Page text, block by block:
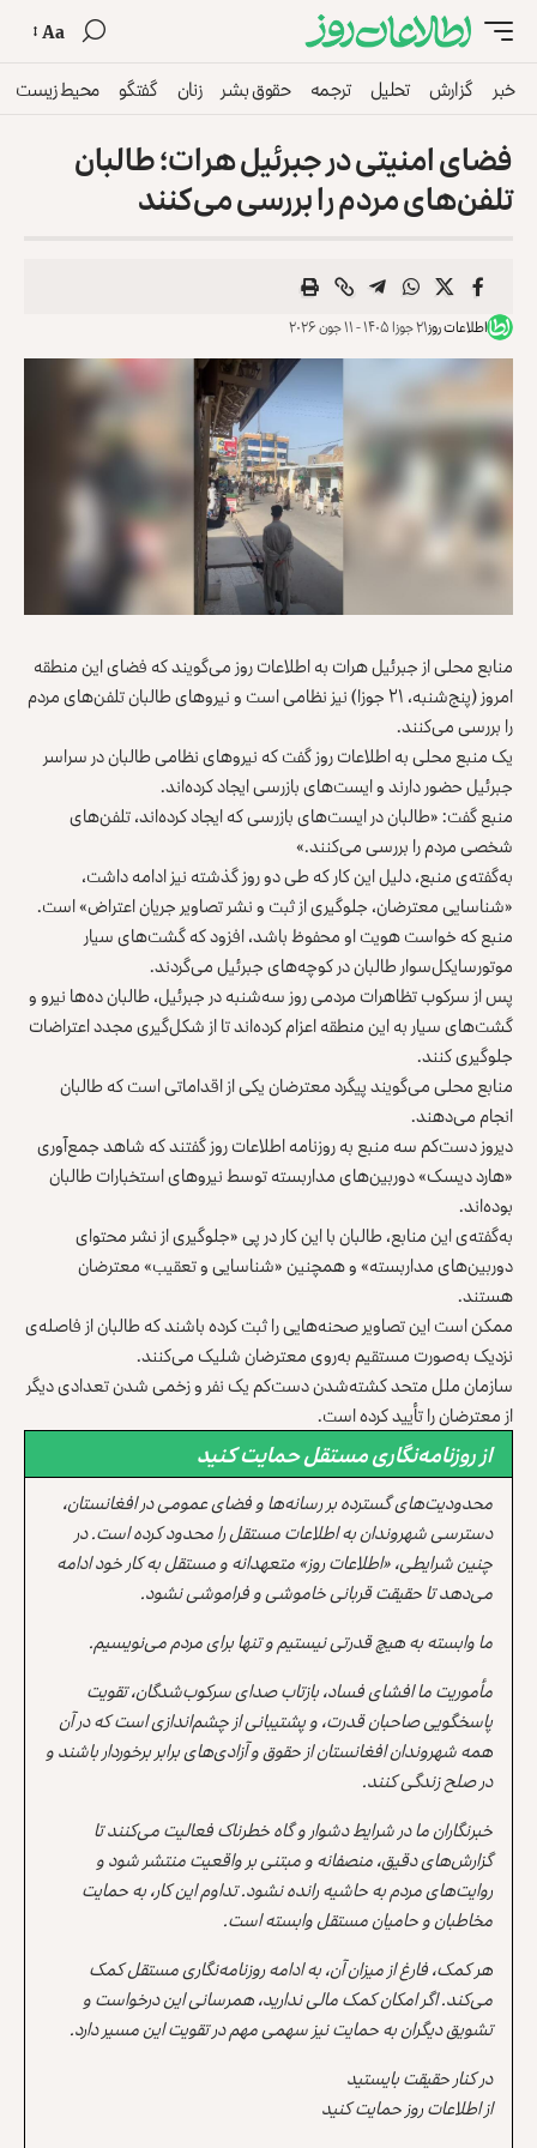
Aa
خبر گزارش تحلیل ترجمه حقوق بشر زنان گفتگو محیط زیست
فضای امنیتی در جبرئیل هرات؛ طالبان
تلفن‌های مردم را بررسی می‌کنند
اطلاعات روز۲۱ جوزا ۱۴۰۵ - ۱۱ جون ۲۰۲۶
منابع محلی از جبرئيل هرات به اطلاعات روز می‌گویند که فضای این منطقه
امروز (پنج‌شنبه، ۲۱ جوزا) نیز نظامی است و نیروهای طالبان تلفن‌های مردم
را بررسی می‌کنند.
یک منبع محلی به اطلاعات روز گفت که نیروهای نظامی طالبان در سراسر
جبرئيل حضور دارند و ایست‌های بازرسی ایجاد کرده‌اند.
منبع گفت: «طالبان در ایست‌های بازرسی که ایجاد کرده‌اند، تلفن‌های
شخصی مردم را بررسی می‌کنند.»
به‌گفته‌ی منبع، دلیل این کار که طی دو روز گذشته نیز ادامه داشت،
«شناسایی معترضان، جلوگیری از ثبت و نشر تصاویر جریان اعتراض» است.
منبع که خواست هویت او محفوظ باشد، افزود که گشت‌های سیار
موتورسایکل‌سوار طالبان در کوچه‌های جبرئيل می‌گردند.
پس از سرکوب تظاهرات مردمی روز سه‌شنبه در جبرئيل، طالبان ده‌ها نیرو و
گشت‌های سیار به این منطقه اعزام کرده‌اند تا از شکل‌گیری مجدد اعتراضات
جلوگیری کنند.
منابع محلی می‌گویند پیگرد معترضان یکی از اقداماتی است که طالبان
انجام می‌دهند.
دیروز دست‌کم سه منبع به روزنامه اطلاعات روز گفتند که شاهد جمع‌آوری
«هارد دیسک» دوربین‌های مداربسته توسط نیروهای استخبارات طالبان
بوده‌اند.
به‌گفته‌ی این منابع، طالبان با این کار در پی «جلوگیری از نشر محتوای
دوربین‌های مداربسته» و همچنین «شناسایی و تعقیب» معترضان
هستند.
ممکن است این تصاویر صحنه‌هایی را ثبت کرده باشند که طالبان از فاصله‌ی
نزدیک به‌صورت مستقیم به‌روی معترضان شلیک می‌کنند.
سازمان ملل متحد کشته‌شدن دست‌کم یک نفر و زخمی شدن تعدادی دیگر
از معترضان را تأیید کرده است.
از روزنامه‌نگاری مستقل حمایت کنید
محدودیت‌های گسترده بر رسانه‌ها و فضای عمومی در افغانستان،
دسترسی شهروندان به اطلاعات مستقل را محدود کرده است. در
چنین شرایطی، «اطلاعات روز» متعهدانه و مستقل به کار خود ادامه
می‌دهد تا حقیقت قربانی خاموشی و فراموشی نشود.
ما وابسته به هیچ قدرتی نیستیم و تنها برای مردم می‌نویسیم.
مأموریت ما افشای فساد، بازتاب صدای سرکوب‌شدگان، تقویت
پاسخگویی صاحبان قدرت، و پشتیبانی از چشم‌اندازی است که در آن
همه شهروندان افغانستان از حقوق و آزادی‌های برابر برخوردار باشند و
در صلح زندگی کنند.
خبرنگاران ما در شرایط دشوار و گاه خطرناک فعالیت می‌کنند تا
گزارش‌های دقیق، منصفانه و مبتنی بر واقعیت منتشر شود و
روایت‌های مردم به حاشیه رانده نشود. تداوم این کار، به حمایت
مخاطبان و حامیان مستقل وابسته است.
هر کمک، فارغ از میزان آن، به ادامه روزنامه‌نگاری مستقل کمک
می‌کند. اگر امکان کمک مالی ندارید، همرسانی این درخواست و
تشویق دیگران به حمایت نیز سهمی مهم در تقویت این مسیر دارد.
در کنار حقیقت بایستید
از اطلاعات روز حمایت کنید